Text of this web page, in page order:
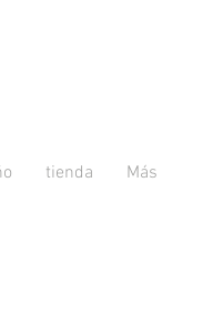
tienda Más